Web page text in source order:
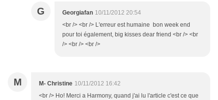
G Georgiafan 10/11/2012 20:54
<br /> <br /> L'erreur est humaine bon week end
pour toi également, big kisses dear friend <br /> <br
/> <br /> <br />
M M- Christine 10/11/2012 16:42
<br /> Ho! Merci a Harmony, quand j'ai lu l'article c'est ce que